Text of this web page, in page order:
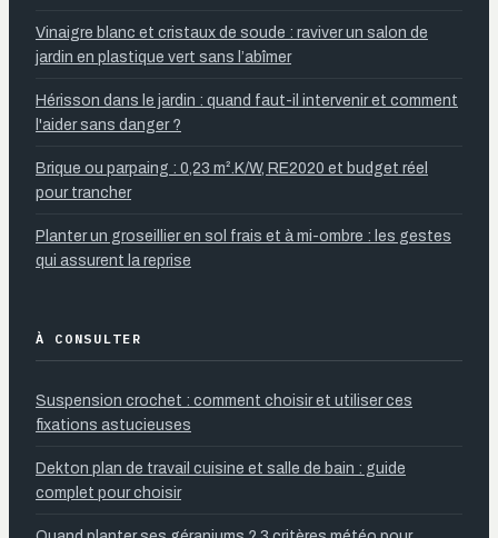
Vinaigre blanc et cristaux de soude : raviver un salon de
jardin en plastique vert sans l’abîmer
Hérisson dans le jardin : quand faut-il intervenir et comment
l'aider sans danger ?
Brique ou parpaing : 0,23 m².K/W, RE2020 et budget réel
pour trancher
Planter un groseillier en sol frais et à mi-ombre : les gestes
qui assurent la reprise
À CONSULTER
Suspension crochet : comment choisir et utiliser ces
fixations astucieuses
Dekton plan de travail cuisine et salle de bain : guide
complet pour choisir